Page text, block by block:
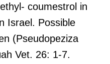
coumestrol in
Israel. Possible
(Pseudopeziza
Vet. 26: 1-7.